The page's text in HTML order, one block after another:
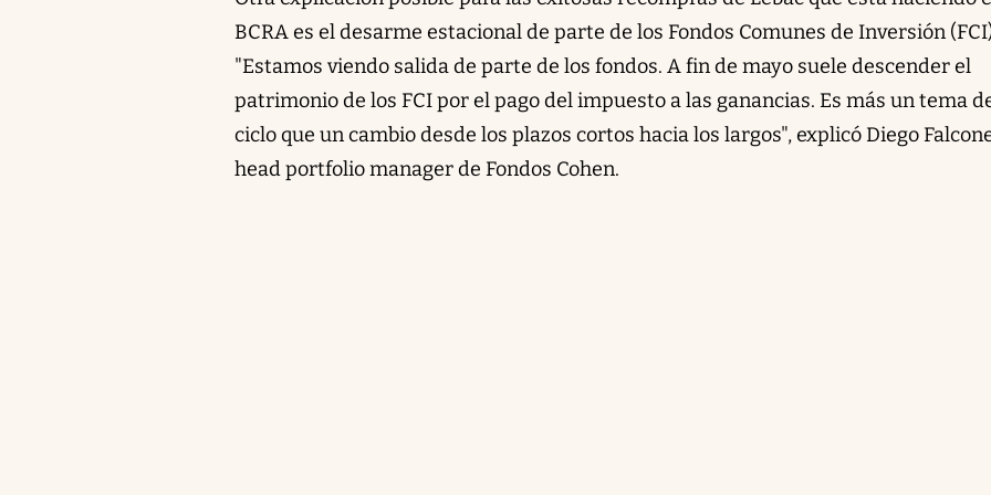
BCRA es el desarme estacional de parte de los Fondos Comunes de Inversión
"Estamos viendo salida de parte de los fondos. A fin de mayo suele descender el
patrimonio de los FCI por el pago del impuesto a las ganancias. Es más un tema
ciclo que un cambio desde los plazos cortos hacia los largos", explicó Diego
head portfolio manager de Fondos Cohen.